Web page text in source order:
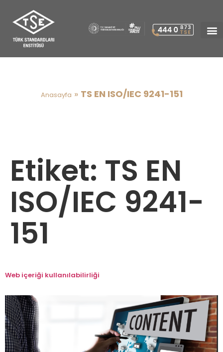
Anasayfa » TS EN ISO/IEC 9241-151
Etiket: TS EN
ISO/IEC 9241-
151
Web içeriği kullanılabilirliği